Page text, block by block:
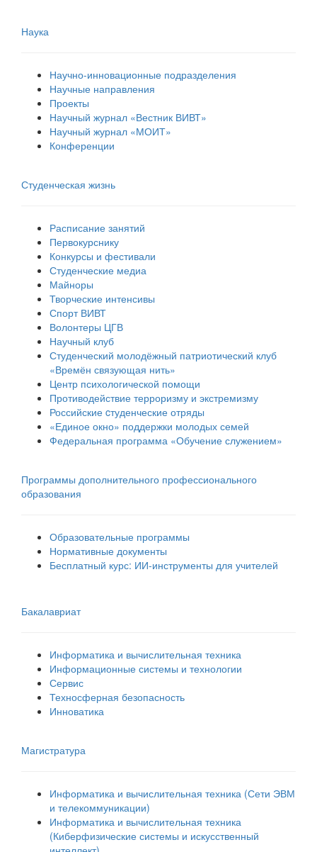
Наука
Научно-инновационные подразделения
Научные направления
Проекты
Научный журнал «Вестник ВИВТ»
Научный журнал «МОИТ»
Конференции
Студенческая жизнь
Расписание занятий
Первокурснику
Конкурсы и фестивали
Студенческие медиа
Майноры
Творческие интенсивы
Спорт ВИВТ
Волонтеры ЦГВ
Научный клуб
Студенческий молодёжный патриотический клуб
«Времён связующая нить»
Центр психологической помощи
Противодействие терроризму и экстремизму
Российские cтуденческие отряды
«Единое окно» поддержки молодых семей
Федеральная программа «Обучение служением»
Программы дополнительного профессионального
образования
Образовательные программы
Нормативные документы
Бесплатный курс: ИИ‑инструменты для учителей
Бакалавриат
Информатика и вычислительная техника
Информационные системы и технологии
Сервис
Техносферная безопасность
Инноватика
Магистратура
Информатика и вычислительная техника (Сети ЭВМ
и телекоммуникации)
Информатика и вычислительная техника
(Киберфизические системы и искусственный